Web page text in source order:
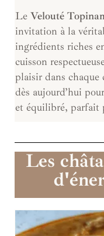
Le Velouté
invitation à la
ingrédients riches
cuisson
plaisir dans chaque
dès aujourd’hui
et équilibré, parfait
Les